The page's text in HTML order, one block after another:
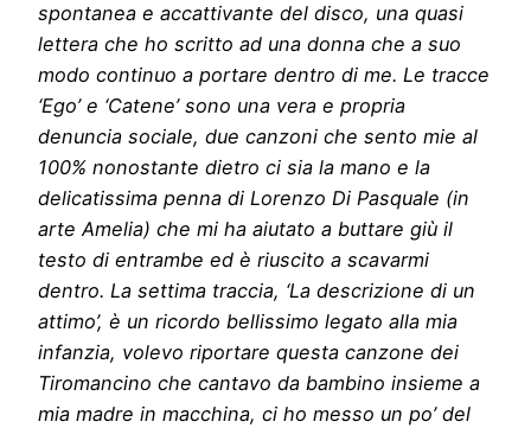
spontanea e accattivante del disco, una quasi
lettera che ho scritto ad una donna che a suo
modo continuo a portare dentro di me. Le tracce
‘Ego’ e ‘Catene’ sono una vera e propria
denuncia sociale, due canzoni che sento mie al
100% nonostante dietro ci sia la mano e la
delicatissima penna di Lorenzo Di Pasquale (in
arte Amelia) che mi ha aiutato a buttare giù il
testo di entrambe ed è riuscito a scavarmi
dentro. La settima traccia, ‘La descrizione di un
attimo’, è un ricordo bellissimo legato alla mia
infanzia, volevo riportare questa canzone dei
Tiromancino che cantavo da bambino insieme a
mia madre in macchina, ci ho messo un po’ del